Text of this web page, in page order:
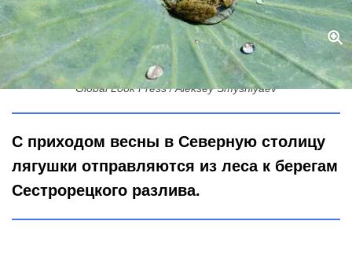
Массовая миграция: как петербуржцы спасут лягушек от машин
Global Look Press / Aleksey Smyshlyaev
С приходом весны в Северную столицу
лягушки отправляются из леса к берегам
Сестрорецкого разлива.